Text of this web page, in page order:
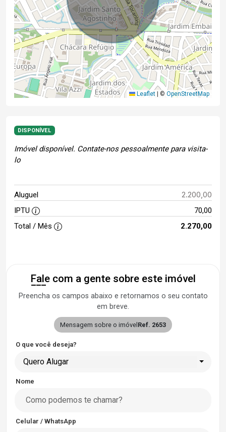
Leaflet © OpenStreetMap
DISPONÍVEL
Imóvel disponível. Contate-nos pessoalmente para visita-
lo
Aluguel 2.200,00
IPTU
70,00
Total / Mês
2.270,00
Fale com a gente sobre este imóvel
Preencha os campos abaixo e retornamos o seu contato
em breve.
Mensagem sobre o imóvel Ref. 2653
O que você deseja?
Quero Alugar
Nome
Celular / WhatsApp